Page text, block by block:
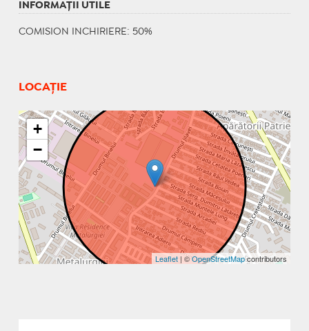
INFORMAŢII UTILE
COMISION INCHIRIERE: 50%
LOCAȚIE
+
−
Leaflet | ©OpenStreetMapcontributors